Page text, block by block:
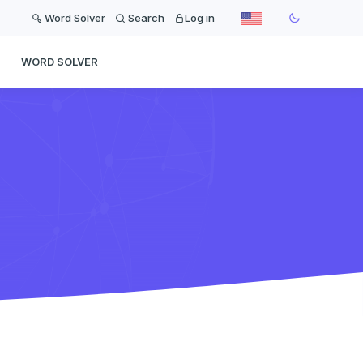
Word Solver Search Log in
WORD SOLVER